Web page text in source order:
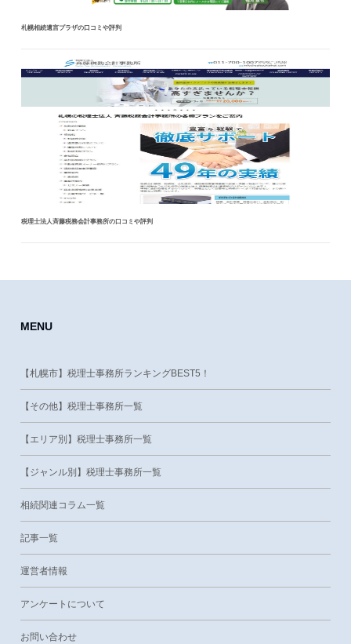
札幌相続遺言プラザの口コミや評判
税理士法人斉藤税務会計事務所の口コミや評判
MENU
【札幌市】税理士事務所ランキングBEST5！
【その他】税理士事務所一覧
【エリア別】税理士事務所一覧
【ジャンル別】税理士事務所一覧
相続関連コラム一覧
記事一覧
運営者情報
アンケートについて
お問い合わせ